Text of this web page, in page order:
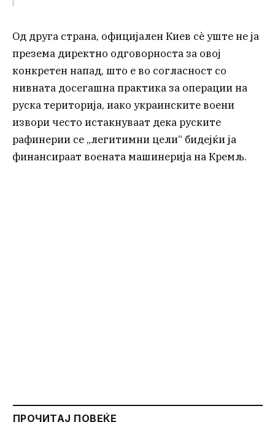
Од друга страна, официјален Киев сè уште не ја
презема директно одговорноста за овој
конкретен напад, што е во согласност со
нивната досегашна практика за операции на
руска територија, иако украинските воени
извори често истакнуваат дека руските
рафинерии се „легитимни цели“ бидејќи ја
финансираат воената машинерија на Кремљ.
ПРОЧИТАЈ ПОВЕЌЕ